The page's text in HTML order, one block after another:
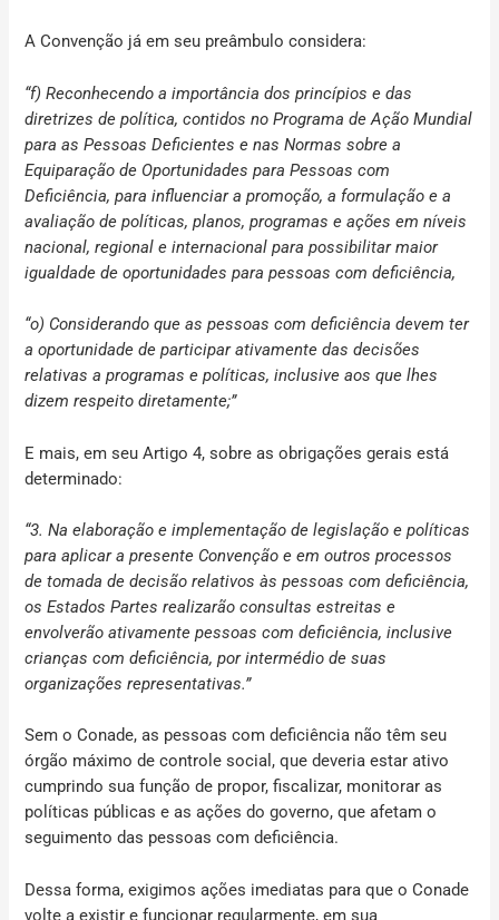
A Convenção já em seu preâmbulo considera:
“f) Reconhecendo a importância dos princípios e das
diretrizes de política, contidos no Programa de Ação Mundial
para as Pessoas Deficientes e nas Normas sobre a
Equiparação de Oportunidades para Pessoas com
Deficiência, para influenciar a promoção, a formulação e a
avaliação de políticas, planos, programas e ações em níveis
nacional, regional e internacional para possibilitar maior
igualdade de oportunidades para pessoas com deficiência,
“o) Considerando que as pessoas com deficiência devem ter
a oportunidade de participar ativamente das decisões
relativas a programas e políticas, inclusive aos que lhes
dizem respeito diretamente;”
E mais, em seu Artigo 4, sobre as obrigações gerais está
determinado:
“3. Na elaboração e implementação de legislação e políticas
para aplicar a presente Convenção e em outros processos
de tomada de decisão relativos às pessoas com deficiência,
os Estados Partes realizarão consultas estreitas e
envolverão ativamente pessoas com deficiência, inclusive
crianças com deficiência, por intermédio de suas
organizações representativas.”
Sem o Conade, as pessoas com deficiência não têm seu
órgão máximo de controle social, que deveria estar ativo
cumprindo sua função de propor, fiscalizar, monitorar as
políticas públicas e as ações do governo, que afetam o
seguimento das pessoas com deficiência.
Dessa forma, exigimos ações imediatas para que o Conade
volte a existir e funcionar regularmente, em sua